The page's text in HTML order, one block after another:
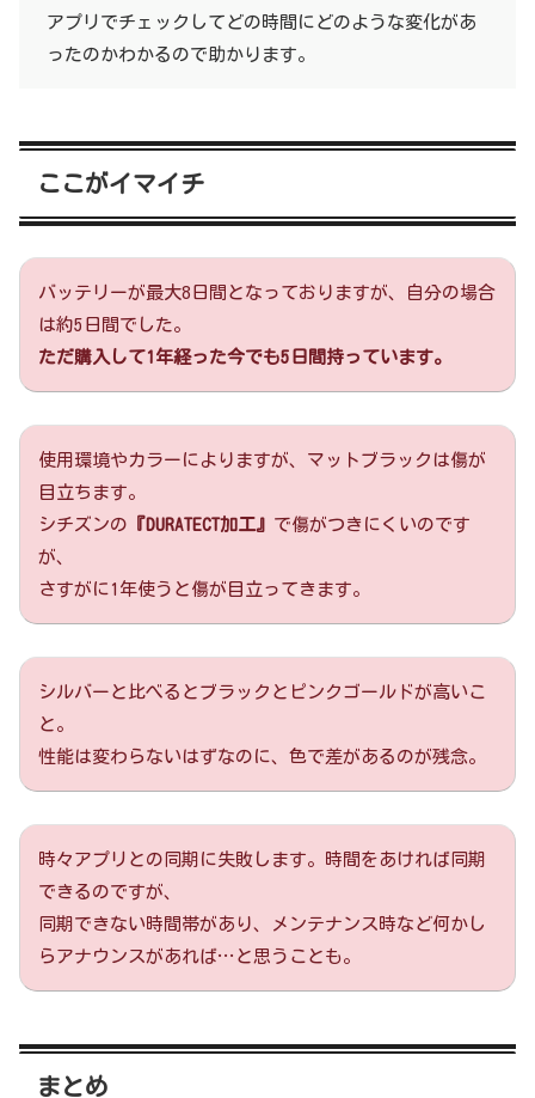
アプリでチェックしてどの時間にどのような変化があ
ったのかわかるので助かります。
ここがイマイチ
バッテリーが最大8日間となっておりますが、自分の場合
は約5日間でした。
ただ購入して1年経った今でも5日間持っています。
使用環境やカラーによりますが、マットブラックは傷が
目立ちます。
シチズンの 『DURATECT加工』 で傷がつきにくいのです
が、
さすがに1年使うと傷が目立ってきます。
シルバーと比べるとブラックとピンクゴールドが高いこ
と。
性能は変わらないはずなのに、色で差があるのが残念。
時々アプリとの同期に失敗します。時間をあければ同期
できるのですが、
同期できない時間帯があり、メンテナンス時など何かし
らアナウンスがあれば…と思うことも。
まとめ